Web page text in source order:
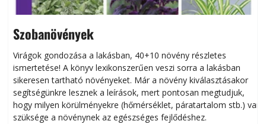
Szobanövények
Virágok gondozása a lakásban, 40+10 növény részletes
ismertetése! A könyv lexikonszerűen veszi sorra a lakásban
sikeresen tart­ha­tó növényeket. Már a növény kiválasztásakor
segítségünkre lesznek a leírások, mert pontosan megtudjuk,
hogy milyen körülményekre (hőmérséklet, páratartalom stb.) van
szüksége a növénynek az egészséges fejlődéshez.